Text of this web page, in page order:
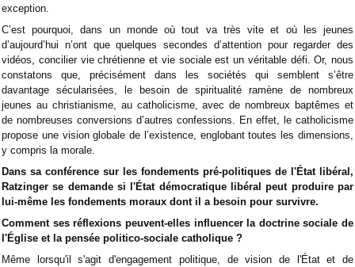
exception.
C’est pourquoi, dans un monde où tout va très vite et où les jeunes
d’aujourd’hui n’ont que quelques secondes d’attention pour regarder des
vidéos, concilier vie chrétienne et vie sociale est un véritable défi. Or, nous
constatons que, précisément dans les sociétés qui semblent s’être
davantage sécularisées, le besoin de spiritualité ramène de nombreux
jeunes au christianisme, au catholicisme, avec de nombreux baptêmes et
de nombreuses conversions d’autres confessions. En effet, le catholicisme
propose une vision globale de l’existence, englobant toutes les dimensions,
y compris la morale.
Dans sa conférence sur les fondements pré-politiques de l'État libéral,
Ratzinger se demande si l'État démocratique libéral peut produire par
lui-même les fondements moraux dont il a besoin pour survivre.
Comment ses réflexions peuvent-elles influencer la doctrine sociale de
l'Église et la pensée politico-sociale catholique ?
Même lorsqu'il s'agit d'engagement politique, de vision de l'État et de